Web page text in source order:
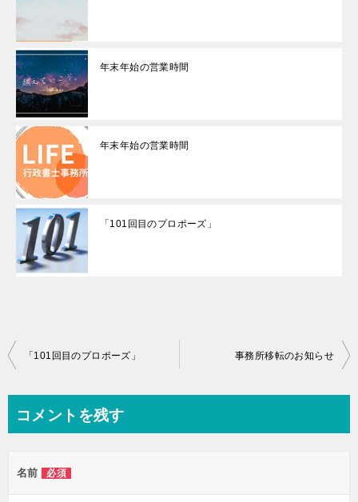
年末年始の営業時間
年末年始の営業時間
「101回目のプロポーズ」
投
ビ
ー
「101回目のプロポーズ」 事務所移転のお知らせ
コメントを残す
名前 必須